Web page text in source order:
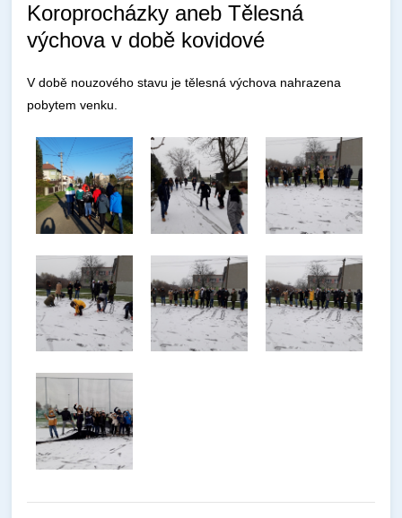
Koroprocházky aneb Tělesná
výchova v době kovidové
V době nouzového stavu je tělesná výchova nahrazena
pobytem venku.